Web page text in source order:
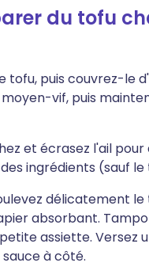
du tofu
tofu, puis couvrez-le
vif, puis
et écrasez l'ail
ingrédients (sauf le
délicatement
absorbant.
assiette. Versez
à côté.